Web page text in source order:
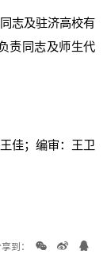
志及驻济高校有
责同志及师生代
佳；编审：王卫
到：